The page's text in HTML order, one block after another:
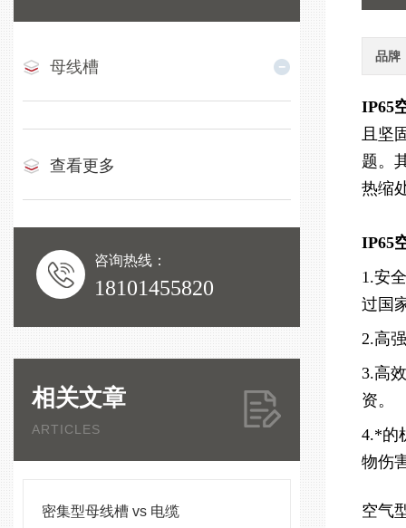
母线槽
查看更多
咨询热线：
18101455820
相关文章
ARTICLES
密集型母线槽 vs 电缆
品牌
IP65
且坚
题。
热缩
IP65
1.安
过国
2.高
3.高
资。
4.*的
物伤
空气